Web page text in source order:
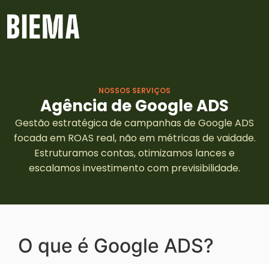
NOSSOS SERVIÇOS
Agência de Google ADS
Gestão estratégica de campanhas de Google ADS
focada em ROAS real, não em métricas de vaidade.
Estruturamos contas, otimizamos lances e
escalamos investimento com previsibilidade.
O que é Google ADS?